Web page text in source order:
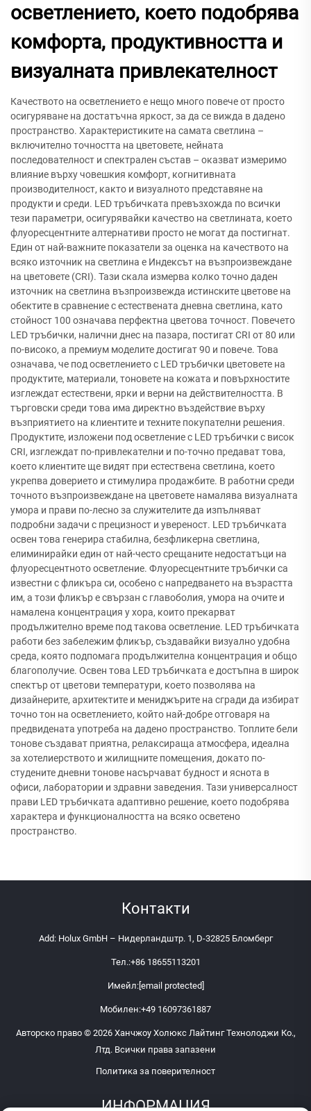
осветлението, което подобрява
комфорта, продуктивността и
визуалната привлекателност
Качеството на осветлението е нещо много повече от просто
осигуряване на достатъчна яркост, за да се вижда в дадено
пространство. Характеристиките на самата светлина –
включително точността на цветовете, нейната
последователност и спектрален състав – оказват измеримо
влияние върху човешкия комфорт, когнитивната
производителност, както и визуалното представяне на
продукти и среди. LED тръбичката превъзхожда по всички
тези параметри, осигурявайки качество на светлината, което
флуоресцентните алтернативи просто не могат да постигнат.
Един от най-важните показатели за оценка на качеството на
всяко източник на светлина е Индексът на възпроизвеждане
на цветовете (CRI). Тази скала измерва колко точно даден
източник на светлина възпроизвежда истинските цветове на
обектите в сравнение с естествената дневна светлина, като
стойност 100 означава перфектна цветова точност. Повечето
LED тръбички, налични днес на пазара, постигат CRI от 80 или
по-високо, а премиум моделите достигат 90 и повече. Това
означава, че под осветлението с LED тръбички цветовете на
продуктите, материали, тоновете на кожата и повърхностите
изглеждат естествени, ярки и верни на действителността. В
търговски среди това има директно въздействие върху
възприятието на клиентите и техните покупателни решения.
Продуктите, изложени под осветление с LED тръбички с висок
CRI, изглеждат по-привлекателни и по-точно предават това,
което клиентите ще видят при естествена светлина, което
укрепва доверието и стимулира продажбите. В работни среди
точното възпроизвеждане на цветовете намалява визуалната
умора и прави по-лесно за служителите да изпълняват
подробни задачи с прецизност и увереност. LED тръбичката
освен това генерира стабилна, безфликерна светлина,
елиминирайки един от най-често срещаните недостатъци на
флуоресцентното осветление. Флуоресцентните тръбички са
известни с фликъра си, особено с напредването на възрастта
им, а този фликър е свързан с главоболия, умора на очите и
намалена концентрация у хора, които прекарват
продължително време под такова осветление. LED тръбичката
работи без забележим фликър, създавайки визуално удобна
среда, която подпомага продължителна концентрация и общо
благополучие. Освен това LED тръбичката е достъпна в широк
спектър от цветови температури, което позволява на
дизайнерите, архитектите и мениджърите на сгради да избират
точно тон на осветлението, който най-добре отговаря на
предвидената употреба на дадено пространство. Топлите бели
тонове създават приятна, релаксираща атмосфера, идеална
за хотелиерството и жилищните помещения, докато по-
студените дневни тонове насърчават будност и яснота в
офиси, лаборатории и здравни заведения. Тази универсалност
прави LED тръбичката адаптивно решение, което подобрява
характера и функционалността на всяко осветено
пространство.
Контакти
Add: Holux GmbH – Нидерландштр. 1, D-32825 Бломберг
Тел.:+86 18655113201
Имейл:[email protected]
Мобилен:+49 16097361887
Авторско право © 2026 Ханчжоу Холюкс Лайтинг Технолоджи Ко.,
Лтд. Всички права запазени
Политика за поверителност
ИНФОРМАЦИЯ